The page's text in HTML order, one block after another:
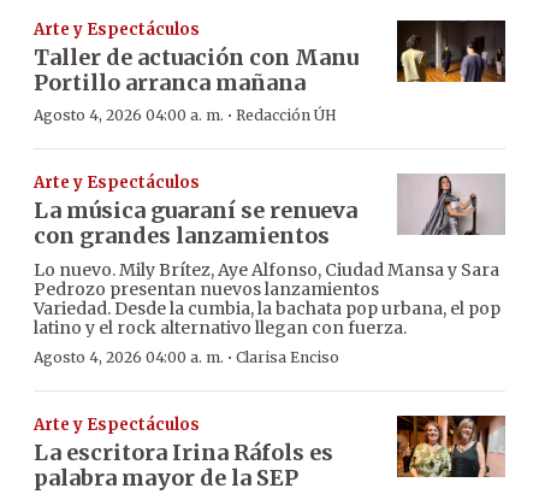
Arte y Espectáculos
Taller de actuación con Manu
Portillo arranca mañana
Agosto 4, 2026 04:00 a. m. · Redacción ÚH
Arte y Espectáculos
La música guaraní se renueva
con grandes lanzamientos
Lo nuevo. Mily Brítez, Aye Alfonso, Ciudad Mansa y Sara
Pedrozo presentan nuevos lanzamientos
Variedad. Desde la cumbia, la bachata pop urbana, el pop
latino y el rock alternativo llegan con fuerza.
Agosto 4, 2026 04:00 a. m. · Clarisa Enciso
Arte y Espectáculos
La escritora Irina Ráfols es
palabra mayor de la SEP